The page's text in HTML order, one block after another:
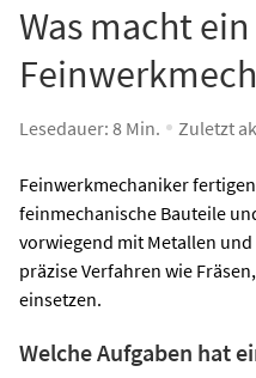
Was macht ein
Lesedauer: 8 Min. Zuletzt
Feinwerkmechaniker
feinmechanische Bauteile
vorwiegend mit Metallen
präzise Verfahren wie
einsetzen.
Welche Aufgaben hat